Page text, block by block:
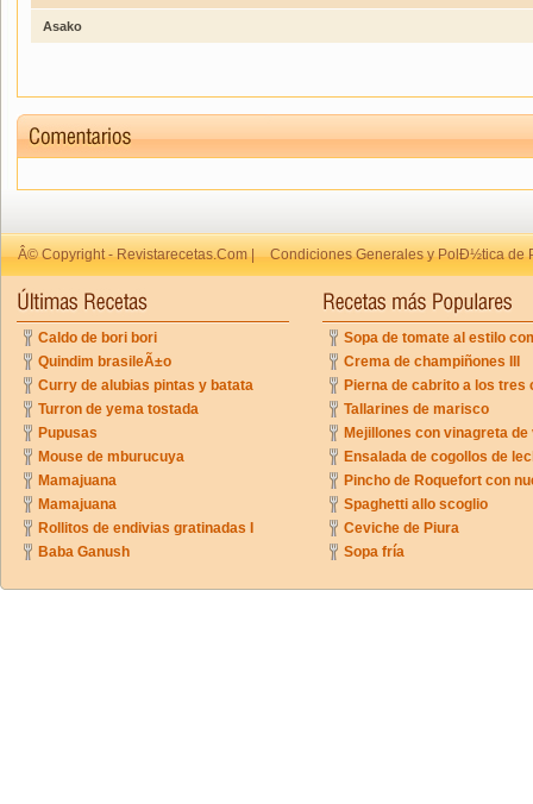
Asako
Â© Copyright - Revistarecetas.Com | Condiciones Generales y PolÐ½tica de
Caldo de bori bori
Quindim brasileÃ±o
Curry de alubias pintas y batata
Turron de yema tostada
Pupusas
Mouse de mburucuya
Mamajuana
Mamajuana
Rollitos de endivias gratinadas I
Baba Ganush
Sopa de tomate al estilo
Crema de champiñones III
Pierna de cabrito a los tres
Tallarines de marisco
Mejillones con vinagreta
Ensalada de cogollos de
Pincho de Roquefort con
Spaghetti allo scoglio
Ceviche de Piura
Sopa fría